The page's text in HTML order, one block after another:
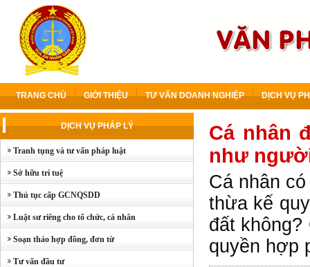
TRANG CHỦ GIỚI THIỆU TƯ VẤN DOANH NGHIỆP DỊCH VỤ
DỊCH VỤ PHÁP LÝ
Tranh tụng và tư vấn pháp luật
Sở hữu trí tuệ
Thủ tục cấp GCNQSDD
Luật sư riêng cho tổ chức, cá nhân
Soạn thảo hợp đồng, đơn từ
Tư vấn đầu tư
Cá nhân
như
Cá nhân
thừa kế
đất
quyền hợp